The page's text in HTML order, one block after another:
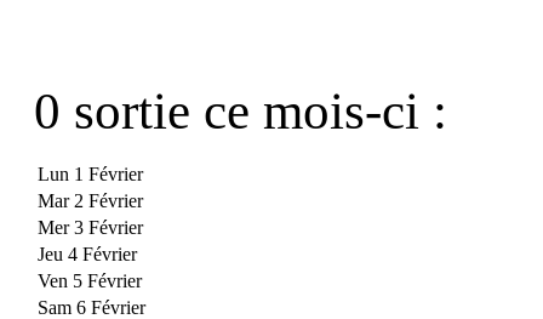
0 sortie ce mois-ci :
Lun 1 Février
Mar 2 Février
Mer 3 Février
Jeu 4 Février
Ven 5 Février
Sam 6 Février